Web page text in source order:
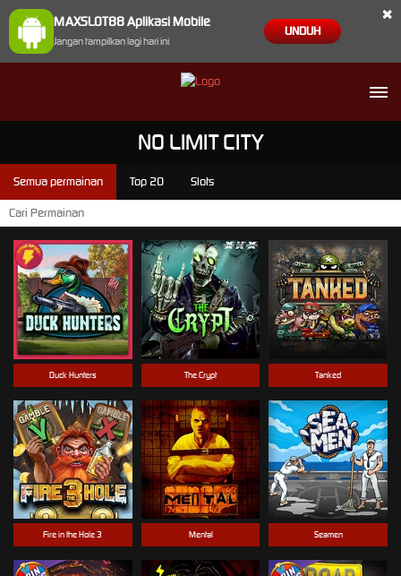
MAXSLOT88 Aplikasi Mobile
Jangan tampilkan lagi hari ini
UNDUH
×
NO LIMIT CITY
Semua permainan Top 20 Slots
Seamen
Duck Hunters
Fire in the Hole 3 Mental
The Crypt Tanked